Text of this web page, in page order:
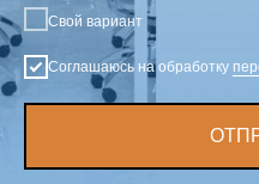
Свой вариант
Соглашаюсь на обработку